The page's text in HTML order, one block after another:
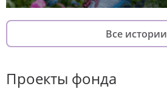
Все истории
Проекты фонда